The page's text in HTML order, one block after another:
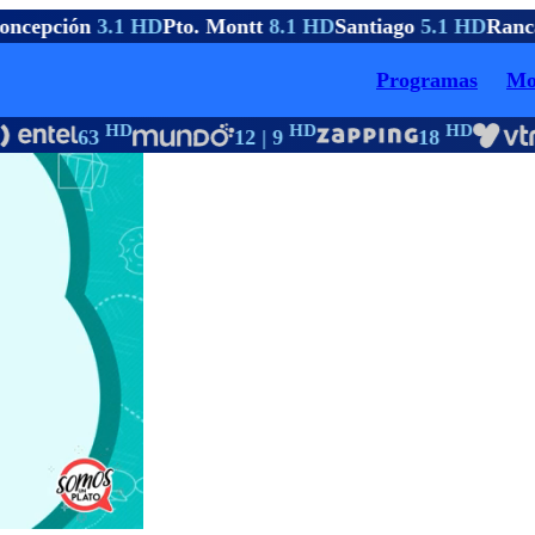
3.1 HDPto. Montt8.1 HDSantiago5.1 HD
Programas
63HD 12 | 9HD 18HD